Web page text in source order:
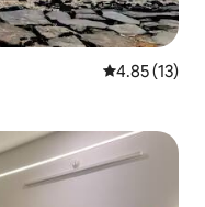
औसत रेटिंग 5 में
4.85 (13)